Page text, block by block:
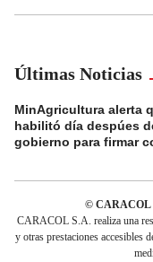
Últimas Noticias
MinAgricultura alerta
habilitó día despúes
gobierno para firmar
© CARACOL
CARACOL S.A. realiza una
y otras prestaciones accesibles